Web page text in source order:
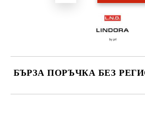
БЪРЗА ПОРЪЧКА БЕЗ